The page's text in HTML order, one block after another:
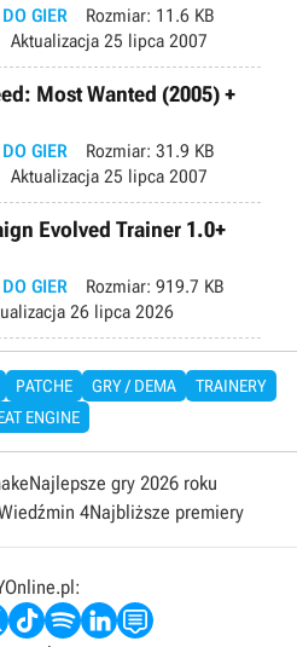
GIER Rozmiar: 11.6 KB
Aktualizacja 25 lipca 2007
Most Wanted (2005) +
GIER Rozmiar: 31.9 KB
Aktualizacja 25 lipca 2007
Evolved Trainer 1.0+
GIER Rozmiar: 919.7 KB
26 lipca 2026
PATCHE GRY / DEMA
TRAINERY
ENGINE
Najlepsze gry 2026 roku
4Najbliższe premiery